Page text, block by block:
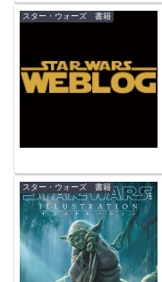
スター・ウォーズ 書籍
スター・ウォーズ 書籍